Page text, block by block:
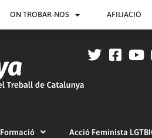
ON TROBAR-NOS AFILIACIÓ
Formació Acció Feminista